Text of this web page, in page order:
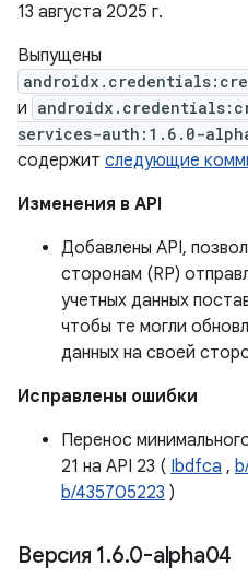
13 августа 2025 г.
Выпущены
и
services-auth:1.6.0-
содержит следующие
Изменения в API
Добавлены API,
сторонам (RP)
учетных данных
чтобы те могли
данных на своей
Исправлены ошибки
Перенос
21 на API 23 ( Ibdfca ,
b/435705223 )
Версия 1.6.0-alpha04